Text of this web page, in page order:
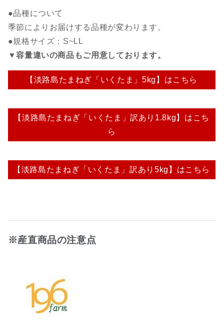
●品種について
季節によりお届けする品種が変わります。
●規格サイズ：S~LL
▼容量違いの商品もご用意しております。
【淡路島たまねぎ「いくたま」5kg】はこちら
【淡路島たまねぎ「いくたま」訳あり1.8kg】はこち
ら
【淡路島たまねぎ「いくたま」訳あり5kg】はこちら
※産直商品の注意点